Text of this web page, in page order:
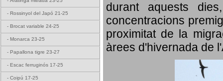
- Rossinyol del Japó 21-25
- Brocat variable 24-25
- Monarca 23-25
- Papallona tigre 23-27
- Escac ferruginós 17-25
- Coipú 17-25
durant aquests
concentracions
proximitat de la
àrees d'hivernada de